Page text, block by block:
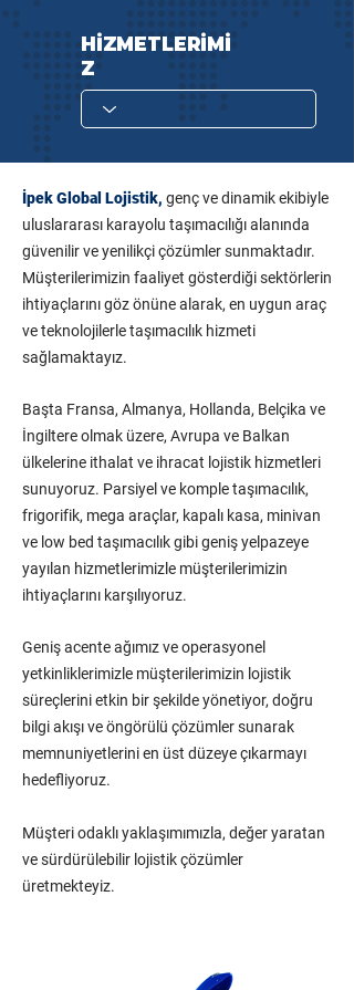
HİZMETLERİMİ
Z
İpek Global Lojistik, genç ve dinamik ekibiyle
uluslararası karayolu taşımacılığı alanında
güvenilir ve yenilikçi çözümler sunmaktadır.
Müşterilerimizin faaliyet gösterdiği sektörlerin
ihtiyaçlarını göz önüne alarak, en uygun araç
ve teknolojilerle taşımacılık hizmeti
sağlamaktayız.
Başta Fransa, Almanya, Hollanda, Belçika ve
İngiltere olmak üzere, Avrupa ve Balkan
ülkelerine ithalat ve ihracat lojistik hizmetleri
sunuyoruz. Parsiyel ve komple taşımacılık,
frigorifik, mega araçlar, kapalı kasa, minivan
ve low bed taşımacılık gibi geniş yelpazeye
yayılan hizmetlerimizle müşterilerimizin
ihtiyaçlarını karşılıyoruz.
Geniş acente ağımız ve operasyonel
yetkinliklerimizle müşterilerimizin lojistik
süreçlerini etkin bir şekilde yönetiyor, doğru
bilgi akışı ve öngörülü çözümler sunarak
memnuniyetlerini en üst düzeye çıkarmayı
hedefliyoruz.
Müşteri odaklı yaklaşımımızla, değer yaratan
ve sürdürülebilir lojistik çözümler
üretmekteyiz.